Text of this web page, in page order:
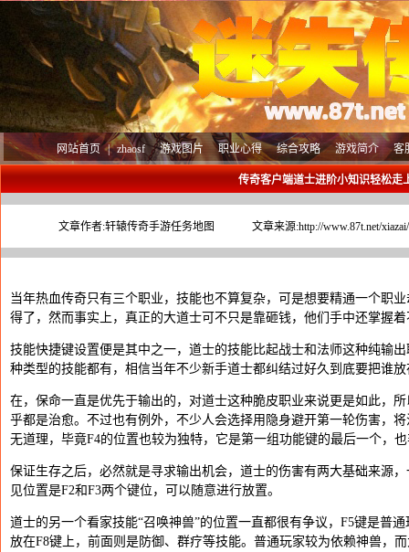
客
游戏简介
综合攻略
职业心得
游戏图片
zhaosf
网站首页 |
传奇客户端道士进阶小知识轻松走
文章作者:轩辕传奇手游任务地图 文章来源:http://www.87t.net/
当年热血传奇只有三个职业，技能也不算复杂，可是想要精通一个职
得了，然而事实上，真正的大道士可不只是靠砸钱，他们手中还掌握
技能快捷键设置便是其中之一，道士的技能比起战士和法师这种纯输
种类型的技能都有，相信当年不少新手道士都纠结过好久到底要把谁
在，保命一直是优先于输出的，对道士这种脆皮职业来说更是如此，
乎都是治愈。不过也有例外，不少人会选择用隐身避开第一轮伤害，
无道理，毕竟F4的位置也较为独特，它是第一组功能键的最后一个，
保证生存之后，必然就是寻求输出机会，道士的伤害有两大基础来源
见位置是F2和F3两个键位，可以随意进行放置。
道士的另一个看家技能“召唤神兽”的位置一直都很有争议，F5键是普
放在F8键上，前面则是防御、群疗等技能。普通玩家较为依赖神兽，